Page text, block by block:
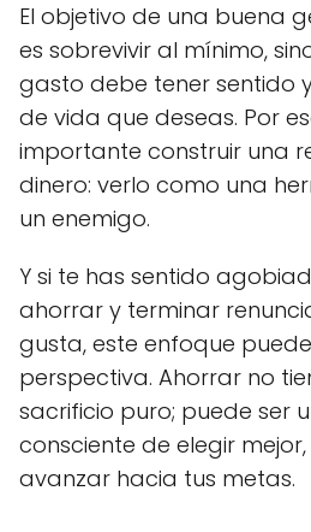
El objetivo de una buena
es sobrevivir al mínimo,
gasto debe tener sentido
de vida que deseas. Por
importante construir una
dinero: verlo como una
un enemigo.
Y si te has sentido
ahorrar y terminar
gusta, este enfoque
perspectiva. Ahorrar no
sacrificio puro; puede ser
consciente de elegir
avanzar hacia tus metas.